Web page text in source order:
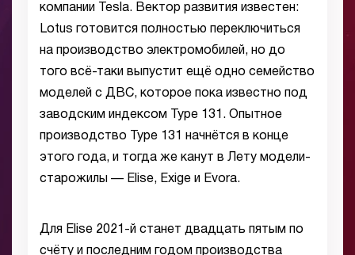
компании Tesla. Вектор развития известен:
Lotus готовится полностью переключиться
на производство электромобилей, но до
того всё-таки выпустит ещё одно семейство
моделей с ДВС, которое пока известно под
заводским индексом Type 131. Опытное
производство Type 131 начнётся в конце
этого года, и тогда же канут в Лету модели-
старожилы — Elise, Exige и Evora.
Для Elise 2021-й станет двадцать пятым по
счёту и последним годом производства